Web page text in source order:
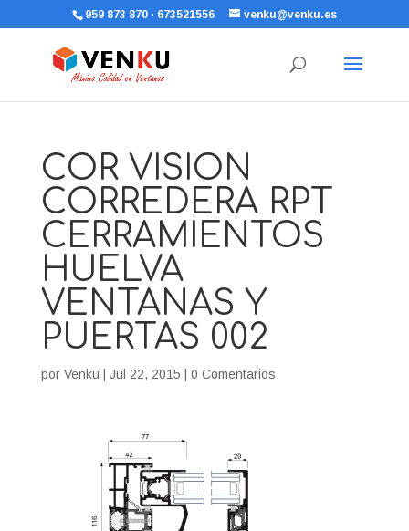
959 873 870 · 673521556 venku@venku.es
COR VISION
CORREDERA RPT
CERRAMIENTOS
HUELVA
VENTANAS Y
PUERTAS 002
por Venku Jul 22, 2015 0 Comentarios